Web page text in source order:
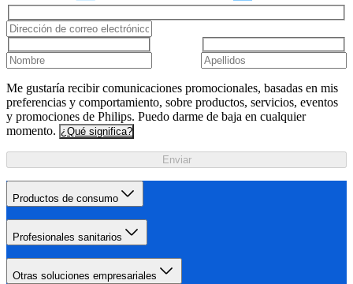
Me gustaría recibir comunicaciones promocionales, basadas en mis
preferencias y comportamiento, sobre productos, servicios, eventos
y promociones de Philips. Puedo darme de baja en cualquier
momento. ¿Qué significa?
Enviar
Productos de consumo
Profesionales sanitarios
Otras soluciones empresariales